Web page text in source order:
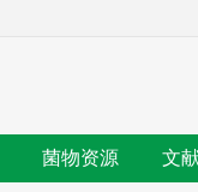
菌物资源 文